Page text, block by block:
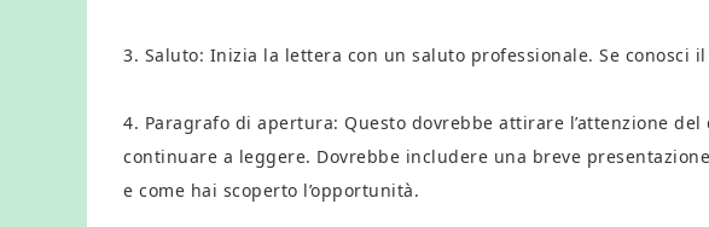
3. Saluto: Inizia la lettera con un saluto professionale. Se conosci
4. Paragrafo di apertura: Questo dovrebbe attirare l’attenzione
continuare a leggere. Dovrebbe includere una breve
e come hai scoperto l’opportunità.